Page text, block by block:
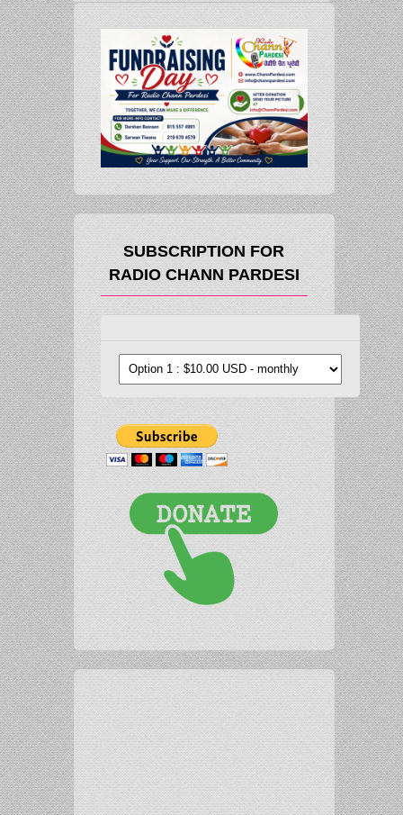
SUBSCRIPTION FOR
RADIO CHANN PARDESI